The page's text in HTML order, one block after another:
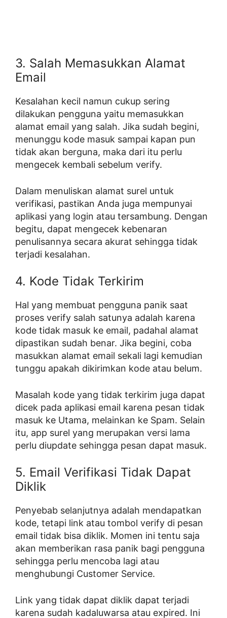
3. Salah Memasukkan Alamat
Email
Kesalahan kecil namun cukup sering
dilakukan pengguna yaitu memasukkan
alamat email yang salah. Jika sudah begini,
menunggu kode masuk sampai kapan pun
tidak akan berguna, maka dari itu perlu
mengecek kembali sebelum verify.
Dalam menuliskan alamat surel untuk
verifikasi, pastikan Anda juga mempunyai
aplikasi yang login atau tersambung. Dengan
begitu, dapat mengecek kebenaran
penulisannya secara akurat sehingga tidak
terjadi kesalahan.
4. Kode Tidak Terkirim
Hal yang membuat pengguna panik saat
proses verify salah satunya adalah karena
kode tidak masuk ke email, padahal alamat
dipastikan sudah benar. Jika begini, coba
masukkan alamat email sekali lagi kemudian
tunggu apakah dikirimkan kode atau belum.
Masalah kode yang tidak terkirim juga dapat
dicek pada aplikasi email karena pesan tidak
masuk ke Utama, melainkan ke Spam. Selain
itu, app surel yang merupakan versi lama
perlu diupdate sehingga pesan dapat masuk.
5. Email Verifikasi Tidak Dapat
Diklik
Penyebab selanjutnya adalah mendapatkan
kode, tetapi link atau tombol verify di pesan
email tidak bisa diklik. Momen ini tentu saja
akan memberikan rasa panik bagi pengguna
sehingga perlu mencoba lagi atau
menghubungi Customer Service.
Link yang tidak dapat diklik dapat terjadi
karena sudah kadaluwarsa atau expired. Ini